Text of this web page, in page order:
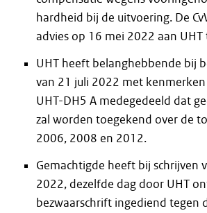
hardheid bij de uitvoering. De
advies op 16 mei 2022 aan
UHT heeft belanghebbende bij
van 21 juli 2022 met kenmerken
UHT-DH5 A medegedeeld dat
zal worden toegekend over de
2006, 2008 en 2012.
Gemachtigde heeft bij schrijven
2022, dezelfde dag door UHT
bezwaarschrift ingediend tegen